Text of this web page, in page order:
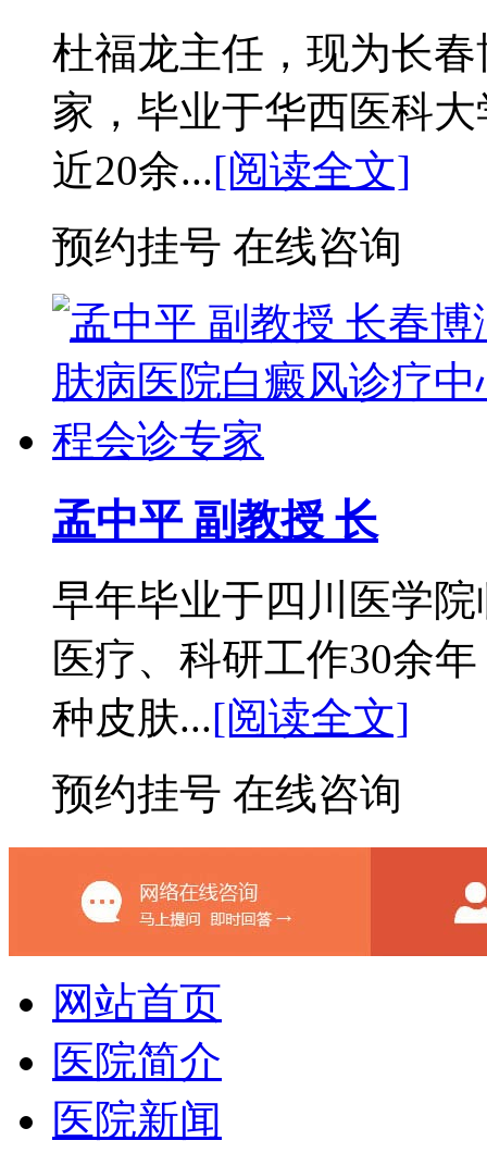
杜福龙主任，现为长
家，毕业于华西医科
近20余...[阅读全文]
预约挂号 在线咨询
孟中平 副教授 长
早年毕业于四川医学
医疗、科研工作30余
种皮肤...[阅读全文]
预约挂号 在线咨询
网站首页
医院简介
医院新闻